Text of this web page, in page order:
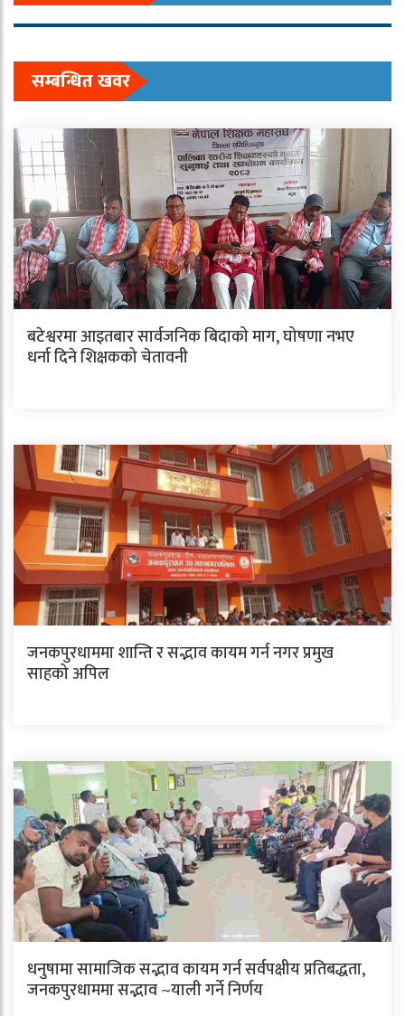
सम्बन्धित खवर
बटेश्वरमा आइतबार सार्वजनिक बिदाको माग, घोषणा नभए
धर्ना दिने शिक्षकको चेतावनी
जनकपुरधाममा शान्ति र सद्भाव कायम गर्न नगर प्रमुख
साहको अपिल
धनुषामा सामाजिक सद्भाव कायम गर्न सर्वपक्षीय प्रतिबद्धता,
जनकपुरधाममा सद्भाव ~याली गर्ने निर्णय